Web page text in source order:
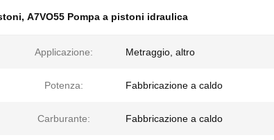
, A7VO55 Pompa a pistoni idraulica
Applicazione: Metraggio, altro
Potenza: Fabbricazione a caldo
Carburante: Fabbricazione a caldo